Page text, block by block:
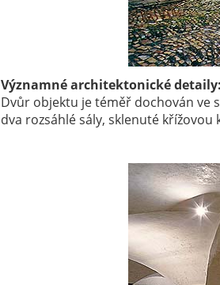
Významné architektonické detaily:
Dvůr objektu je téměř dochován ve
dva rozsáhlé sály, sklenuté